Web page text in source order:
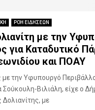
ΡΟΗ ΕΙΔΗΣΕΩΝ
με την
για Καταδυτικό
και ΠΟΑΥ
με την Υφυπουργό
Σούκουλη-Βιλιάλη, είχε ο
με